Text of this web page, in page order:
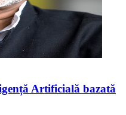
Artificială bazată